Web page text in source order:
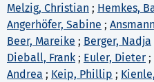
Melzig, Christian ; Hemkes,
Angerhöfer, Sabine ;
Beer, Mareike ; Berger, Nadja
Dieball, Frank ; Euler, Dieter ;
Andrea ; Keip, Phillip ;